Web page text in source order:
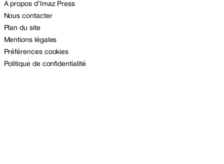
A propos d’Imaz Press
Nous contacter
Plan du site
Mentions légales
Préférences cookies
Politique de confidentialité